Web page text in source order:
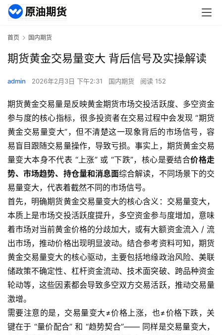
首页 国内期货
期货黄金交易量变大 背后信号及实操解读
admin 2026年2月3日 下午2:31 国内期货 阅读 152
期货黄金交易量是反映黄金期货市场交投活跃度、多空资金
参与度的核心指标，很多投资者在交易过程中会发现 “期货
黄金交易量变大”，但不清楚这一现象背后的市场信号，容
易盲目跟随交易量操作，导致亏损。事实上，期货黄金交易
量变大本身不代表 “上涨” 或 “下跌”，核心是要结合价格走
势、市场趋势、持仓量和消息面综合解读，不同场景下的交
易量变大，代表着截然不同的市场信号。
首先，明确期货黄金交易量变大的核心含义：交易量变大，
本质上是市场交投活跃度提升，多空资金参与度增加，意味
着市场对当前黄金价格的分歧加大，或有大额资金流入 / 流
出市场，推动价格出现明显波动。结合参考资料可知，期货
黄金交易量变大的核心驱动，主要包括地缘政治风险、美联
储政策不确定性、杠杆资金流动、技术面突破、跨品种资金
轮动等，这些因素都会导致多空双方交易活跃，推动交易量
激增。
需要注意的是，交易量变大≠价格上涨，也≠价格下跌，关
键在于 “量价配合” 和 “趋势契合”—— 同样是交易量变大，